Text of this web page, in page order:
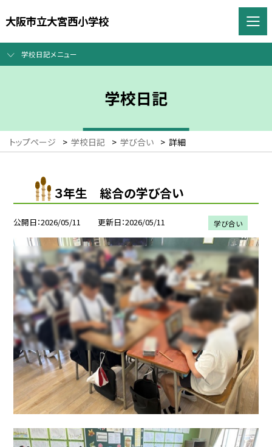
大阪市立大宮西小学校
学校日記メニュー
学校日記
トップページ > 学校日記 > 学び合い > 詳細
３年生 総合の学び合い
公開日 2026/05/11 更新日 2026/05/11 学び合い